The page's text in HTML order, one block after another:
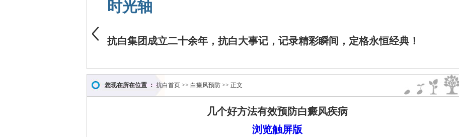
您现在所在位置 ： 抗白首页 >> 白癜风预防 >> 正文
几个好方法有效预防白癜风疾病
浏览触屏版